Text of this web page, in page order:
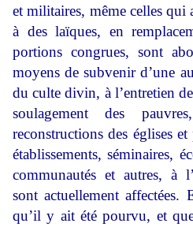
et militaires, même celles qui
à des laïques, en
portions congrues, sont
moyens de subvenir d’une
du culte divin, à l’entretien
soulagement des
reconstructions des églises
établissements, séminaires,
communautés et autres, à
sont actuellement affectées.
qu’il y ait été pourvu, et que